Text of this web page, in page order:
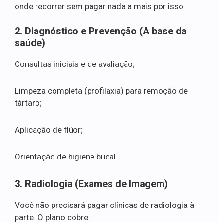
onde recorrer sem pagar nada a mais por isso.
2. Diagnóstico e Prevenção (A base da
saúde)
Consultas iniciais e de avaliação;
Limpeza completa (profilaxia) para remoção de
tártaro;
Aplicação de flúor;
Orientação de higiene bucal.
3. Radiologia (Exames de Imagem)
Você não precisará pagar clínicas de radiologia à
parte. O plano cobre: